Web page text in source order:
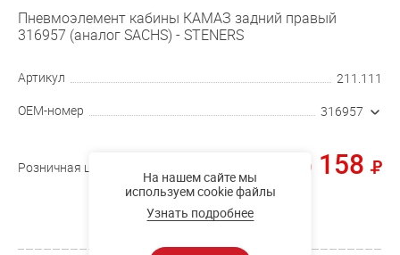
Пневмоэлемент кабины КАМАЗ задний правый
316957 (аналог SACHS) - STENERS
Артикул 211.111
OEM-номер 316957
Розничная цена 6 158
Купить
На нашем сайте мы
используем cookie файлы
Узнать подробнее